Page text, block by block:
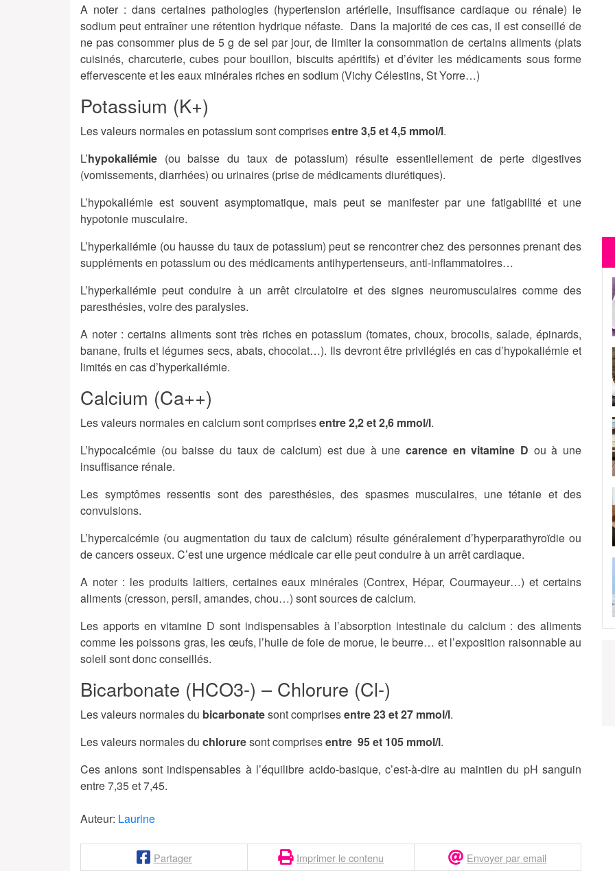
A noter : dans certaines pathologies (hypertension artérielle, insuffisance cardiaque ou rénale) le
sodium peut entraîner une rétention hydrique néfaste. Dans la majorité de ces cas, il est conseillé de
ne pas consommer plus de 5 g de sel par jour, de limiter la consommation de certains aliments (plats
cuisinés, charcuterie, cubes pour bouillon, biscuits apéritifs) et d’éviter les médicaments sous forme
effervescente et les eaux minérales riches en sodium (Vichy Célestins, St Yorre…)
Potassium (K+)
Les valeurs normales en potassium sont comprisesentre 3,5 et 4,5 mmol/l.
L’hypokaliémie (ou baisse du taux de potassium) résulte essentiellement de perte digestives
(vomissements, diarrhées) ou urinaires (prise de médicaments diurétiques).
L’hypokaliémie est souvent asymptomatique, mais peut se manifester par une fatigabilité et une
hypotonie musculaire.
L’hyperkaliémie (ou hausse du taux de potassium) peut se rencontrer chez des personnes prenant des
suppléments en potassium ou des médicaments antihypertenseurs, anti-inflammatoires…
L’hyperkaliémie peut conduire à un arrêt circulatoire et des signes neuromusculaires comme des
paresthésies, voire des paralysies.
A noter : certains aliments sont très riches en potassium (tomates, choux, brocolis, salade, épinards,
banane, fruits et légumes secs, abats, chocolat…). Ils devront être privilégiés en cas d’hypokaliémie et
limités en cas d’hyperkaliémie.
Calcium (Ca++)
Les valeurs normales en calcium sont comprisesentre 2,2 et 2,6 mmol/l.
L’hypocalcémie (ou baisse du taux de calcium) est due à unecarence en vitamine D ou à une
insuffisance rénale.
Les symptômes ressentis sont des paresthésies, des spasmes musculaires, une tétanie et des
convulsions.
L’hypercalcémie (ou augmentation du taux de calcium) résulte généralement d’hyperparathyroïdie ou
de cancers osseux. C’est une urgence médicale car elle peut conduire à un arrêt cardiaque.
A noter : les produits laitiers, certaines eaux minérales (Contrex, Hépar, Courmayeur…) et certains
aliments (cresson, persil, amandes, chou…) sont sources de calcium.
Les apports en vitamine D sont indispensables à l’absorption intestinale du calcium : des aliments
comme les poissons gras, les œufs, l’huile de foie de morue, le beurre… et l’exposition raisonnable au
soleil sont donc conseillés.
Bicarbonate (HCO3-) – Chlorure (Cl-)
Les valeurs normales du bicarbonatesont comprisesentre 23 et 27 mmol/l.
Les valeurs normales du chloruresont comprisesentre 95 et 105 mmol/l.
Ces anions sont indispensables à l’équilibre acido-basique, c’est-à-dire au maintien du pH sanguin
entre 7,35 et 7,45.
Auteur: Laurine
Partager Imprimer le contenu Envoyer par email